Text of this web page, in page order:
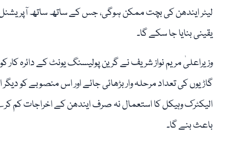
لیٹر ایندھن کی بچت ممکن ہوگی، جس کے ساتھ ساتھ آپریشنل
یقینی بنایا جا سکے گا۔
وزیراعلیٰ مریم نواز شریف نے گرین پولیسنگ یونٹ کے دائرہ
گاڑیوں کی تعداد مرحلہ وار بڑھائی جائے اور اس منصوبے کو
الیکٹرک وہیکل کا استعمال نہ صرف ایندھن کے اخراجات کم
باعث بنے گا۔